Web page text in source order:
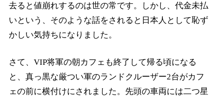
去ると値崩れするのは世の常です。しかし、代金未払
いという、そのような話をされると日本人として恥ず
かしい気持ちになりました。
さて、VIP将軍の朝カフェも終了して帰る頃になる
と、真っ黒な厳つい軍のランドクルーザー2台がカフ
ェの前に横付けにされました。先頭の車両には二つ星